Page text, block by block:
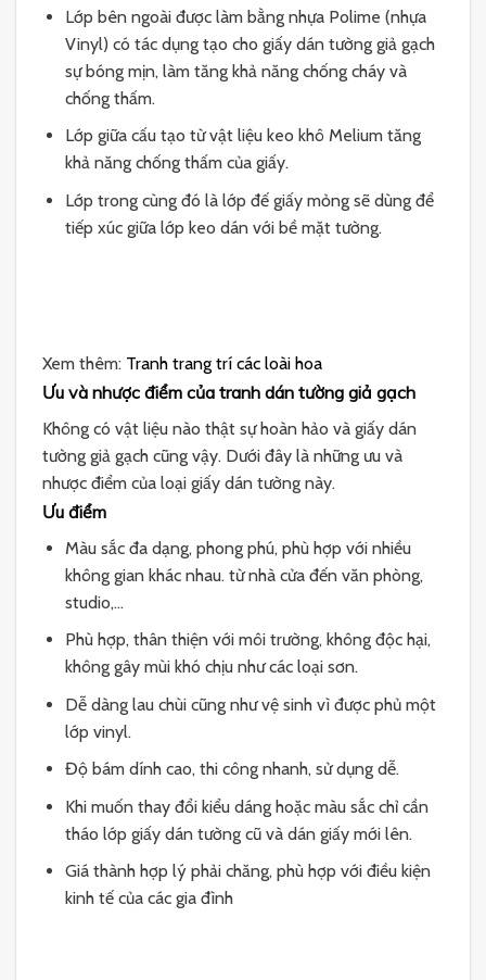
Lớp bên ngoài được làm bằng nhựa Polime (nhựa
Vinyl) có tác dụng tạo cho giấy dán tường giả gạch
sự bóng mịn, làm tăng khả năng chống cháy và
chống thấm.
Lớp giữa cấu tạo từ vật liệu keo khô Melium tăng
khả năng chống thấm của giấy.
Lớp trong cùng đó là lớp đế giấy mỏng sẽ dùng để
tiếp xúc giữa lớp keo dán với bề mặt tường.
Xem thêm: Tranh trang trí các loài hoa
Ưu và nhược điểm của tranh dán tường giả gạch
Không có vật liệu nào thật sự hoàn hảo và giấy dán
tường giả gạch cũng vậy. Dưới đây là những ưu và
nhược điểm của loại giấy dán tường này.
Ưu điểm
Màu sắc đa dạng, phong phú, phù hợp với nhiều
không gian khác nhau. từ nhà cửa đến văn phòng,
studio,…
Phù hợp, thân thiện với môi trường, không độc hại,
không gây mùi khó chịu như các loại sơn.
Dễ dàng lau chùi cũng như vệ sinh vì được phủ một
lớp vinyl.
Độ bám dính cao, thi công nhanh, sử dụng dễ.
Khi muốn thay đổi kiểu dáng hoặc màu sắc chỉ cần
tháo lớp giấy dán tường cũ và dán giấy mới lên.
Giá thành hợp lý phải chăng, phù hợp với điều kiện
kinh tế của các gia đình